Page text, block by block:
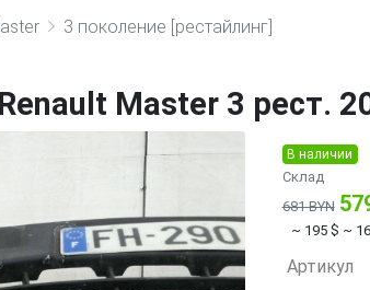
3 поколение [рестайлинг]
Master 3 рест.
В наличии
Склад
681 BYN
~ 195 $ ~
Артикул